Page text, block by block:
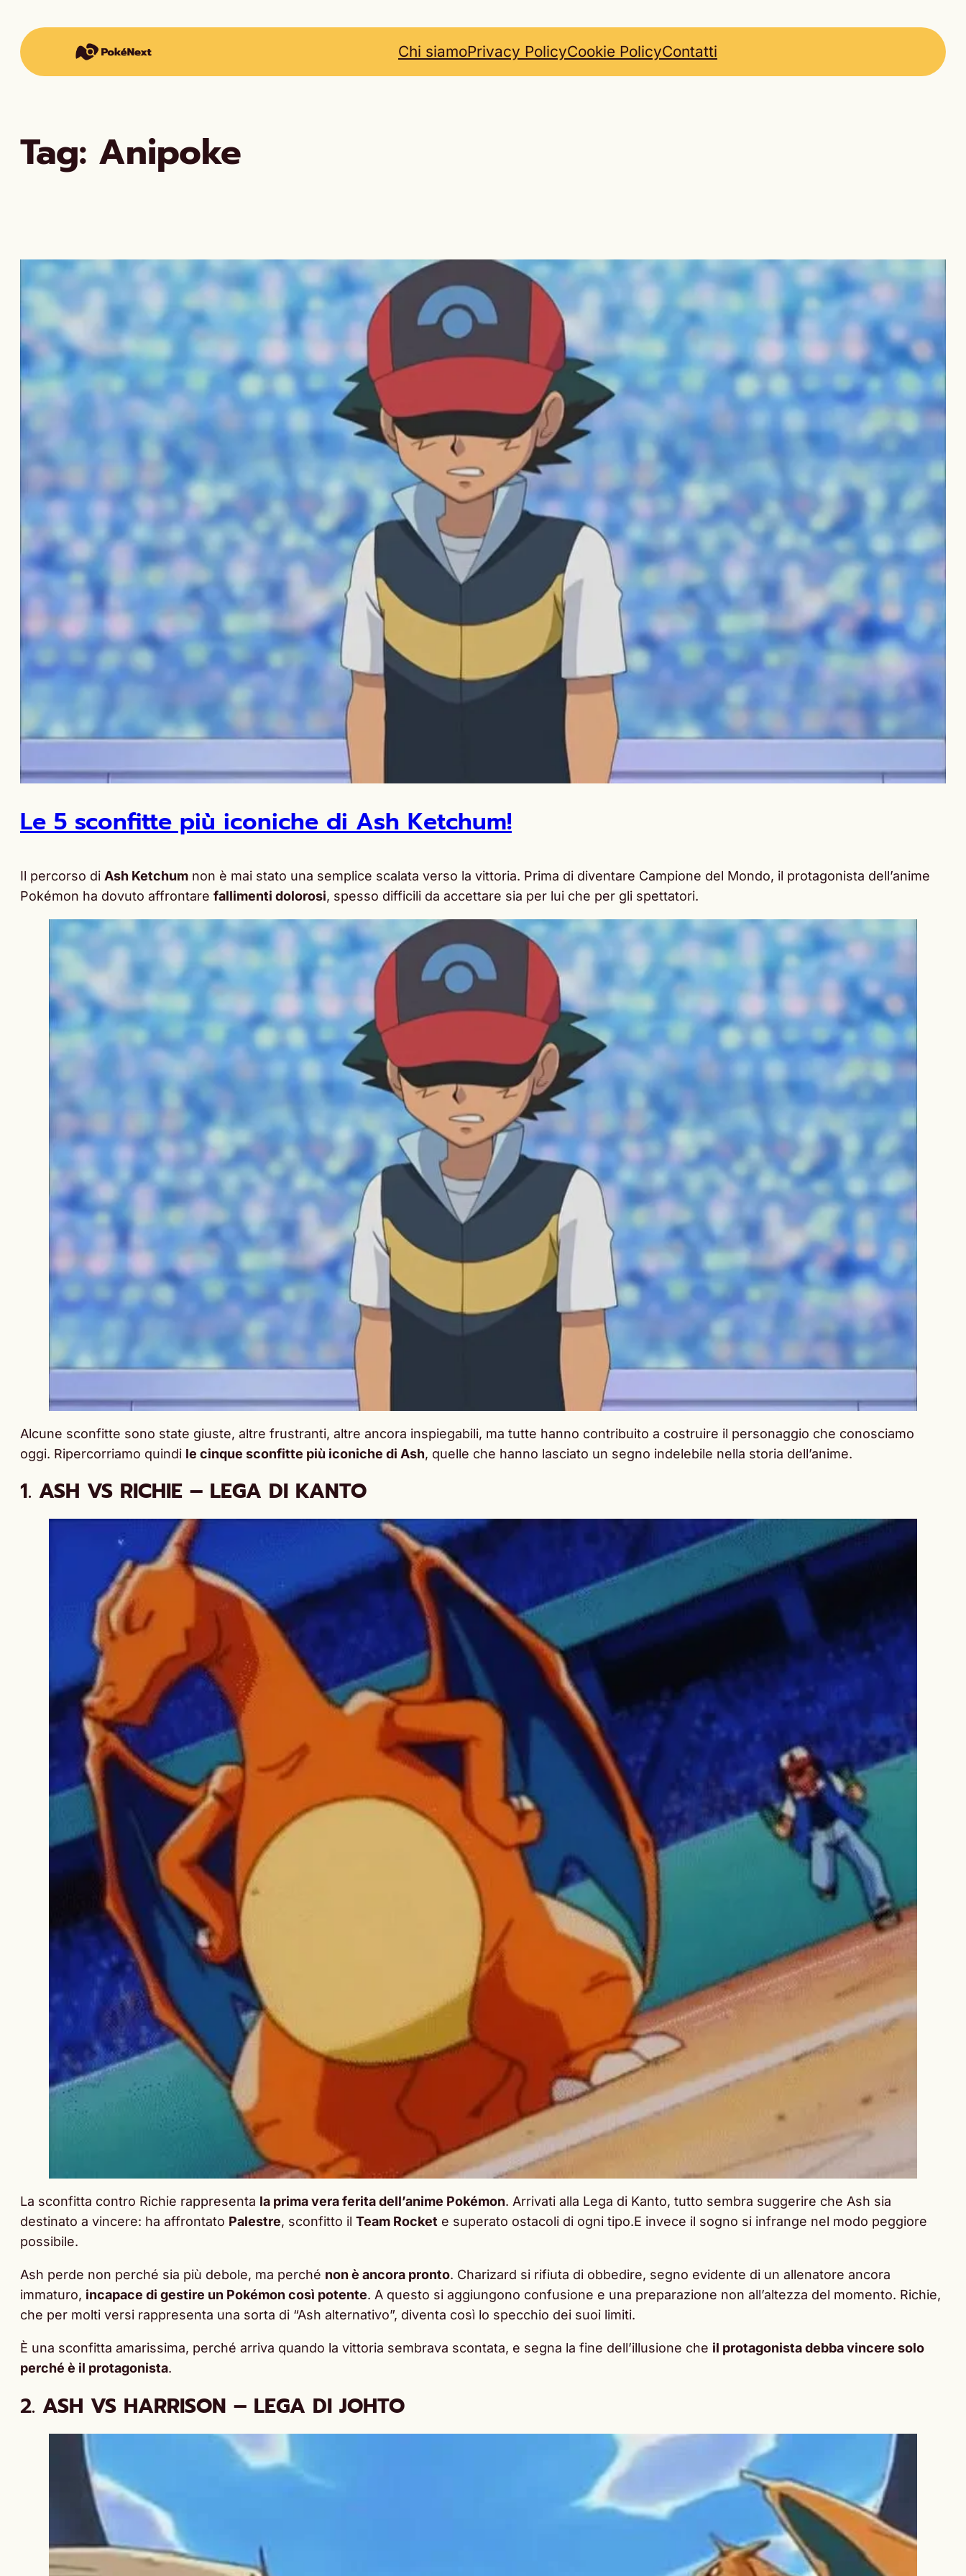
contenuto
Chi siamoPrivacy PolicyCookie PolicyContatti
Tag: Anipoke
Le 5 sconfitte più iconiche di Ash Ketchum!
Il percorso di Ash Ketchum non è mai stato una semplice scalata verso la vittoria. Prima di diventare Campione del Mondo, il protagonista dell’anime
Pokémon ha dovuto affrontare fallimenti dolorosi, spesso difficili da accettare sia per lui che per gli spettatori.
Alcune sconfitte sono state giuste, altre frustranti, altre ancora inspiegabili, ma tutte hanno contribuito a costruire il personaggio che conosciamo
oggi. Ripercorriamo quindi le cinque sconfitte più iconiche di Ash, quelle che hanno lasciato un segno indelebile nella storia dell’anime.
1. ASH VS RICHIE – LEGA DI KANTO
La sconfitta contro Richie rappresenta la prima vera ferita dell’anime Pokémon. Arrivati alla Lega di Kanto, tutto sembra suggerire che Ash sia
destinato a vincere: ha affrontato Palestre, sconfitto il Team Rocket e superato ostacoli di ogni tipo.E invece il sogno si infrange nel modo peggiore
possibile.
Ash perde non perché sia più debole, ma perché non è ancora pronto. Charizard si rifiuta di obbedire, segno evidente di un allenatore ancora
immaturo, incapace di gestire un Pokémon così potente. A questo si aggiungono confusione e una preparazione non all’altezza del momento. Richie,
che per molti versi rappresenta una sorta di “Ash alternativo”, diventa così lo specchio dei suoi limiti.
È una sconfitta amarissima, perché arriva quando la vittoria sembrava scontata, e segna la fine dell’illusione che il protagonista debba vincere solo
perché è il protagonista.
2. ASH VS HARRISON – LEGA DI JOHTO